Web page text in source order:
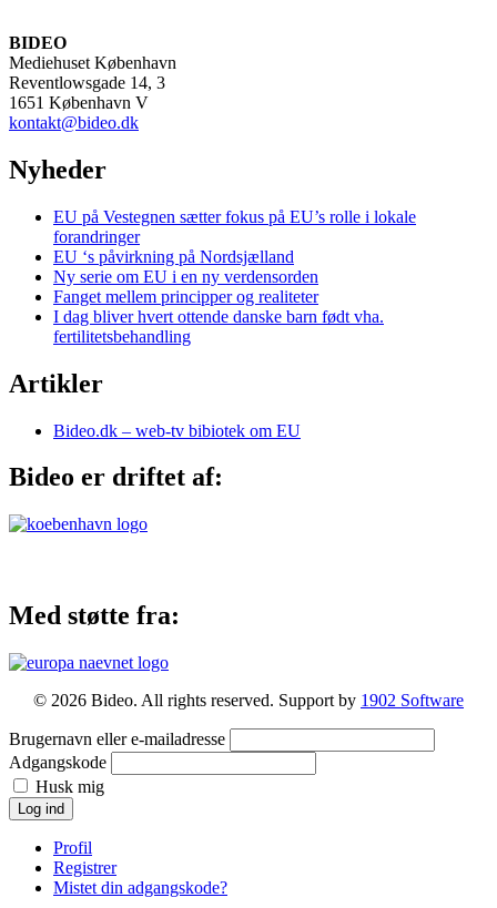
BIDEO
Mediehuset København
Reventlowsgade 14, 3
1651 København V
kontakt@bideo.dk
Nyheder
EU på Vestegnen sætter fokus på EU’s rolle i lokale
forandringer
EU ‘s påvirkning på Nordsjælland
Ny serie om EU i en ny verdensorden
Fanget mellem principper og realiteter
I dag bliver hvert ottende danske barn født vha.
fertilitetsbehandling
Artikler
Bideo.dk – web-tv bibiotek om EU
Bideo er driftet af:
Med støtte fra:
© 2026 Bideo. All rights reserved. Support by 1902 Software
Brugernavn eller e-mailadresse
Adgangskode
Husk mig
Log ind
Profil
Registrer
Mistet din adgangskode?